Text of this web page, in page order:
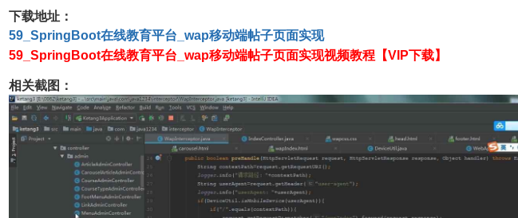
下载地址：
59_ SpringBoot在线教育平台 _wap移动端帖子页面实现
59_ SpringBoot在线教育平台 _wap移动端帖子页面实现视频教程 【VIP下载】
相关截图：